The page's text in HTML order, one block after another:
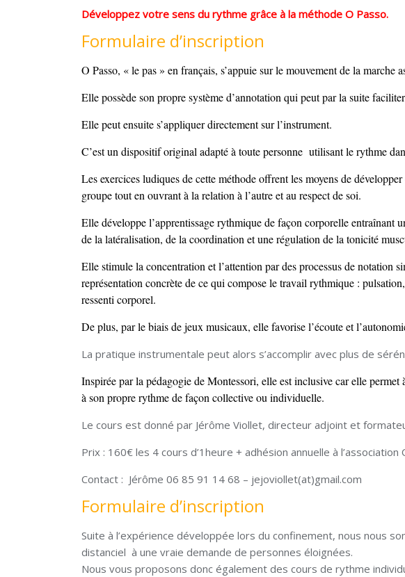
Développez votre sens du rythme grâce à la méthode O Passo.
Formulaire d’inscription
O Passo, « le pas » en français, s’appuie sur le mouvement de la marche
Elle possède son propre système d’annotation qui peut par la suite
Elle peut ensuite s’appliquer directement sur l’instrument.
C’est un dispositif original adapté à toute personne utilisant le rythme
Les exercices ludiques de cette méthode offrent les moyens de
groupe tout en ouvrant à la relation à l’autre et au respect de soi.
Elle développe l’apprentissage rythmique de façon corporelle entraînant
de la latéralisation, de la coordination et une régulation de la tonicité
Elle stimule la concentration et l’attention par des processus de notation
représentation concrète de ce qui compose le travail rythmique :
ressenti corporel.
De plus, par le biais de jeux musicaux, elle favorise l’écoute et
La pratique instrumentale peut alors s’accomplir avec plus de
Inspirée par la pédagogie de Montessori, elle est inclusive car elle permet
à son propre rythme de façon collective ou individuelle.
Le cours est donné par Jérôme Viollet, directeur adjoint et
Prix : 160€ les 4 cours d’1heure + adhésion annuelle à
Contact : Jérôme 06 85 91 14 68 – jejoviollet(at)gmail.com
Formulaire d’inscription
Suite à l’expérience développée lors du confinement, nous nous
distanciel à une vraie demande de personnes éloignées.
Nous vous proposons donc également des cours de rythme